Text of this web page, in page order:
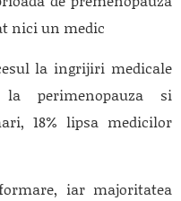
nici un medic
la ingrijiri medicale
perimenopauza si
18% lipsa medicilor
iar majoritatea